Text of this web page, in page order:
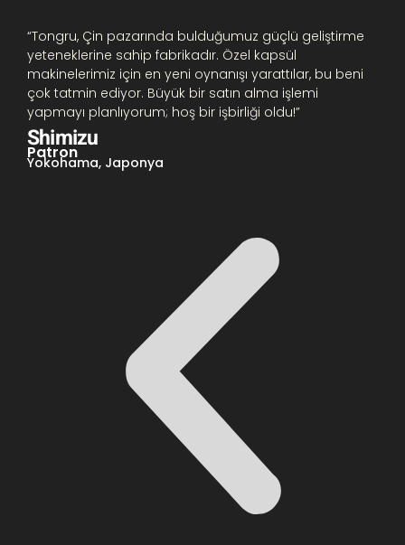
“Tongru, Çin pazarında bulduğumuz güçlü geliştirme
yeteneklerine sahip fabrikadır. Özel kapsül
makinelerimiz için en yeni oynanışı yarattılar, bu beni
çok tatmin ediyor. Büyük bir satın alma işlemi
yapmayı planlıyorum; hoş bir işbirliği oldu!”
Shimizu
Patron
Yokohama, Japonya